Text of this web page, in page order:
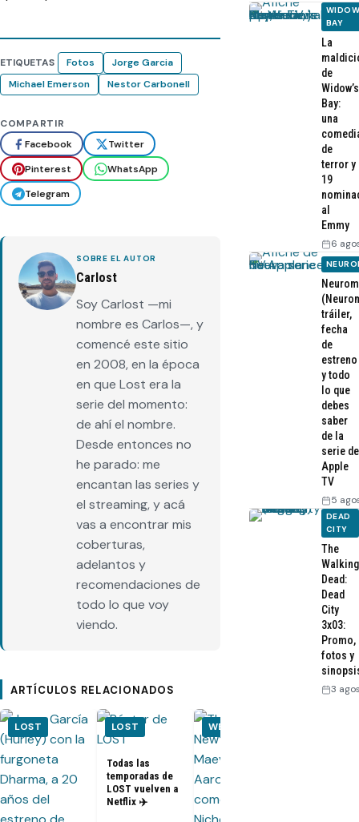
ETIQUETAS Fotos
Jorge Garcia
Michael Emerson
Nestor Carbonell
COMPARTIR
Facebook
Twitter
Pinterest
WhatsApp
Telegram
SOBRE EL AUTOR
Carlost
Soy Carlost —mi
nombre es Carlos—, y
comencé este sitio
en 2008, en la época
en que Lost era la
serie del momento:
de ahí el nombre.
Desde entonces no
he parado: me
encantan las series y
el streaming, y acá
vas a encontrar mis
coberturas,
adelantos y
recomendaciones de
todo lo que voy
viendo.
ARTÍCULOS RELACIONADOS
LOST LOST
Todas las
temporadas de
LOST vuelven a
Netflix ✈️
WESTWORLD
BAY
La
de
Widow’s
Bay:
una
de
terror y
19
al
Emmy
6
tráiler,
fecha
de
estreno
y todo
lo que
debes
saber
de la
serie de
Apple
TV
5
DEAD
CITY
The
Walking
Dead:
Dead
City
3x03:
Promo,
fotos y
3